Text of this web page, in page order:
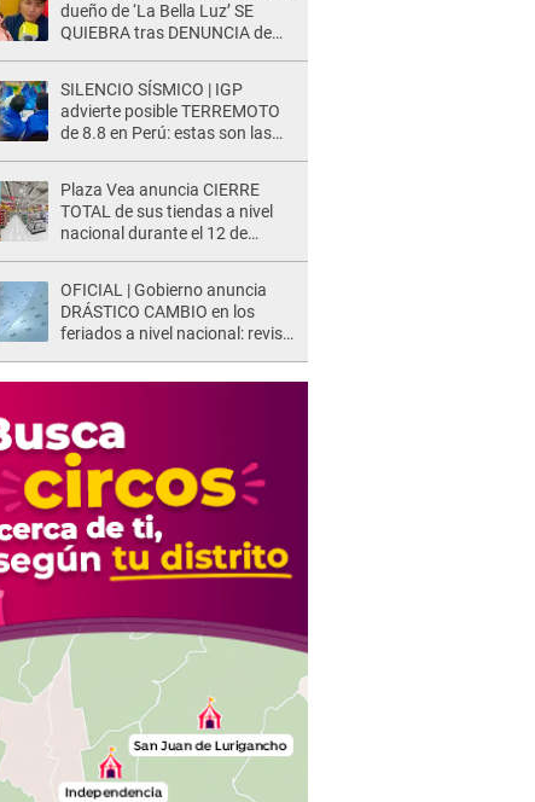
dueño de ‘La Bella Luz’ SE
QUIEBRA tras DENUNCIA de
contra Claudia Salazar
SILENCIO SÍSMICO | IGP
advierte posible TERREMOTO
de 8.8 en Perú: estas son las
Plaza Vea anuncia CIERRE
TOTAL de sus tiendas a nivel
nacional durante el 12 de
OFICIAL | Gobierno anuncia
DRÁSTICO CAMBIO en los
feriados a nivel nacional: revisa